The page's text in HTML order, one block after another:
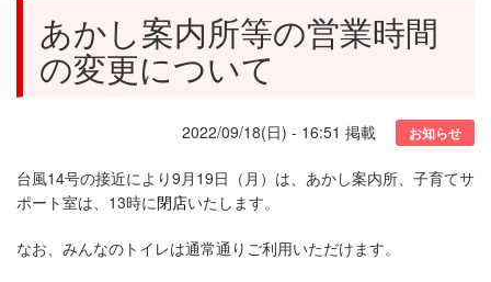
n
あかし案内所等の営業時間
の変更について
2022/09/18(日) - 16:51 掲載 お知らせ
台風14号の接近により9月19日（月）は、あかし案内所、子育てサ
ポート室は、13時に閉店いたします。
なお、みんなのトイレは通常通りご利用いただけます。